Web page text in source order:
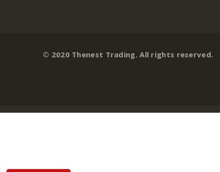
© 2020 Thenest Trading. All rights reserved.